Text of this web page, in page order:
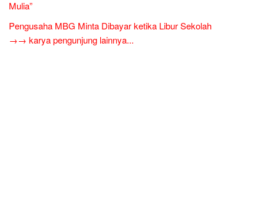
Mulia”
Pengusaha MBG Minta Dibayar ketika Libur Sekolah
→→ karya pengunjung lainnya...